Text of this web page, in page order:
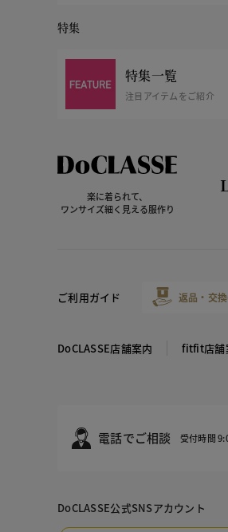
オフホワイ ベージュ ネイビー
特集
特集一覧
注目アイテムをご紹介
楽に着られて、
ワンサイズ細く見える服作り
ご利用ガイド 返品・交
DoCLASSE店舗案内 fitfit店舗
電話でご相談 受付時間
DoCLASSE公式SNSアカウント